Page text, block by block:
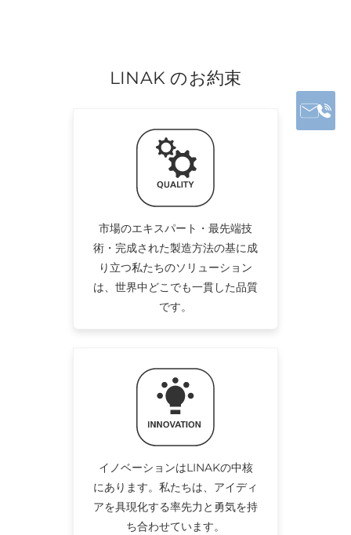
LINAK のお約束
市場のエキスパート・最先端技
術・完成された製造方法の基に成
り立つ私たちのソリューション
は、世界中どこでも一貫した品質
です。
イノベーションはLINAKの中核
にあります。私たちは、アイディ
アを具現化する率先力と勇気を持
ち合わせています。